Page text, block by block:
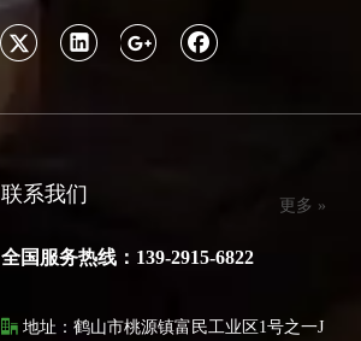
联系我们 更多 »
全国服务热线：139-2915-6822
 地址：鹤山市桃源镇富民工业区1号之一J